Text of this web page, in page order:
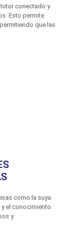
tutor conectado y
Esto permite
que las
como la suya
el conocimiento
y